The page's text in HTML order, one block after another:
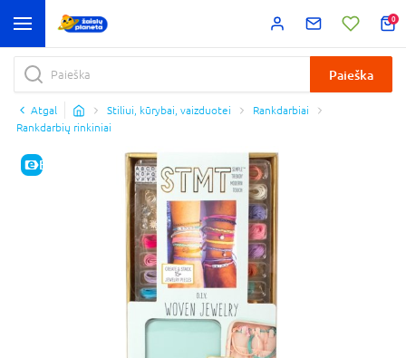
0
Paieška
Atgal Stiliui, kūrybai, vaizduotei
Rankdarbiai
Rankdarbių rinkiniai
E-KAINA